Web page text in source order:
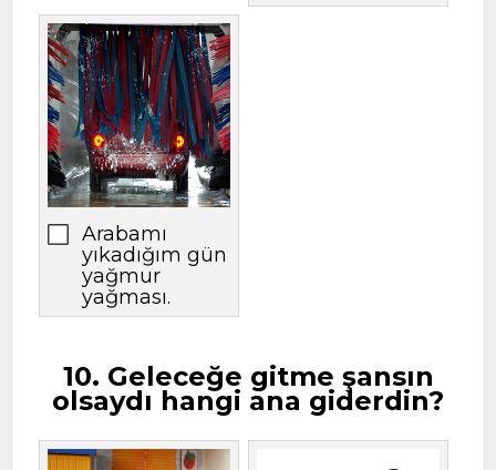
Arabamı
yıkadığım gün
yağmur
yağması.
10. Geleceğe gitme şansın
olsaydı hangi ana giderdin?